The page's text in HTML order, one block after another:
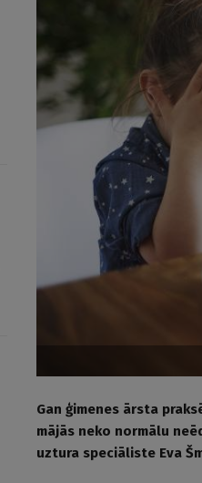
Gan ģimenes ārsta
mājās neko normālu
uztura speciāliste Eva